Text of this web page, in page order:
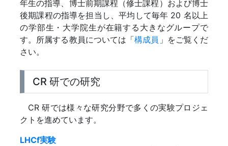
年生の指導、博士前期課程（修士課程）および博士
後期課程の指導を担当し、平均して毎年 20 名以上
の学部生・大学院生が在籍する大きなグループで
す。所属する教員については「構成員 」をご覧くだ
さい。
CR 研での研究
CR 研では様々な研究分野で多くの実験プロジェ
クトを進めています。
LHCf実験